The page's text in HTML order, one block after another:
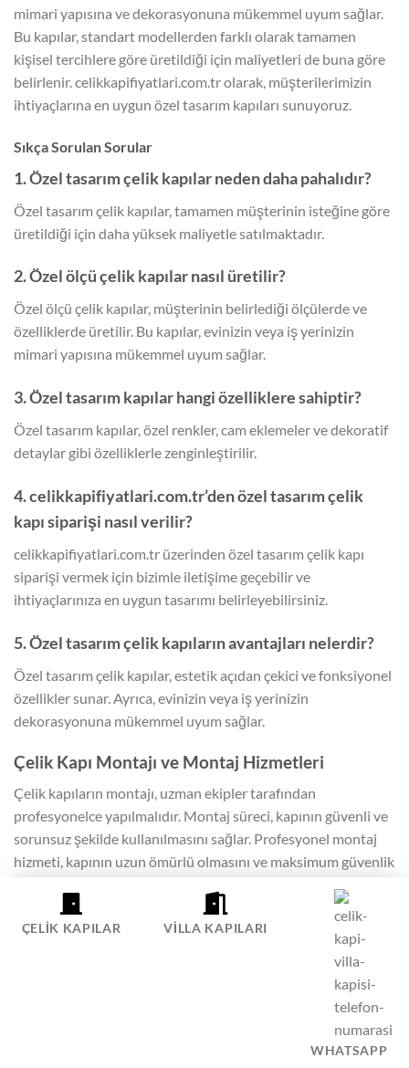
mimari yapısına ve dekorasyonuna mükemmel uyum sağlar.
Bu kapılar, standart modellerden farklı olarak tamamen
kişisel tercihlere göre üretildiği için maliyetleri de buna göre
belirlenir. celikkapifiyatlari.com.tr olarak, müşterilerimizin
ihtiyaçlarına en uygun özel tasarım kapıları sunuyoruz.
Sıkça Sorulan Sorular
1. Özel tasarım çelik kapılar neden daha pahalıdır?
Özel tasarım çelik kapılar, tamamen müşterinin isteğine göre
üretildiği için daha yüksek maliyetle satılmaktadır.
2. Özel ölçü çelik kapılar nasıl üretilir?
Özel ölçü çelik kapılar, müşterinin belirlediği ölçülerde ve
özelliklerde üretilir. Bu kapılar, evinizin veya iş yerinizin
mimari yapısına mükemmel uyum sağlar.
3. Özel tasarım kapılar hangi özelliklere sahiptir?
Özel tasarım kapılar, özel renkler, cam eklemeler ve dekoratif
detaylar gibi özelliklerle zenginleştirilir.
4. celikkapifiyatlari.com.tr’den özel tasarım çelik
kapı siparişi nasıl verilir?
celikkapifiyatlari.com.tr üzerinden özel tasarım çelik kapı
siparişi vermek için bizimle iletişime geçebilir ve
ihtiyaçlarınıza en uygun tasarımı belirleyebilirsiniz.
5. Özel tasarım çelik kapıların avantajları nelerdir?
Özel tasarım çelik kapılar, estetik açıdan çekici ve fonksiyonel
özellikler sunar. Ayrıca, evinizin veya iş yerinizin
dekorasyonuna mükemmel uyum sağlar.
Çelik Kapı Montajı ve Montaj Hizmetleri
Çelik kapıların montajı, uzman ekipler tarafından
profesyonelce yapılmalıdır. Montaj süreci, kapının güvenli ve
sorunsuz şekilde kullanılmasını sağlar. Profesyonel montaj
hizmeti, kapının uzun ömürlü olmasını ve maksimum güvenlik
edilmesi, hırsızlığa karşı etkin koruma sağlar.
celikkapifiyatlari.com.tr olarak, İstanbul içi tüm çelik kapı
siparişlerinde ücretsiz montaj hizmeti sunuyoruz. Uzman
ekibimiz, kapınızın ölçüsünü alarak en uygun montajı
gerçekleştirir. Ayrıca, montaj sonrası bakım ve onarım
hizmetleri ile de kapınızın sorunsuz kullanılmasını sağlıyoruz.
ÇELIK KAPILAR VILLA KAPILARI
WHATSAPP